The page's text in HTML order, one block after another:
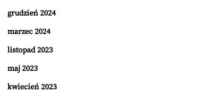
grudzień 2024
marzec 2024
listopad 2023
maj 2023
kwiecień 2023